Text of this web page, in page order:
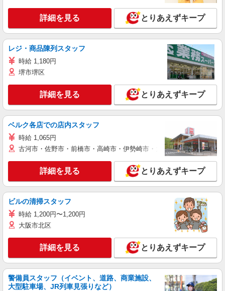
詳細を見る とりあえずキープ
レジ・商品陳列スタッフ
時給 1,180円
堺市堺区
詳細を見る とりあえずキープ
ベルク各店での店内スタッフ
時給 1,065円
古河市・佐野市・前橋市・高崎市・伊勢崎市・太田市・館林市・藤
詳細を見る とりあえずキープ
ビルの清掃スタッフ
時給 1,200円〜1,200円
大阪市北区
詳細を見る とりあえずキープ
警備員スタッフ（イベント、道路、商業施設、
大型駐車場、JR列車見張りなど）